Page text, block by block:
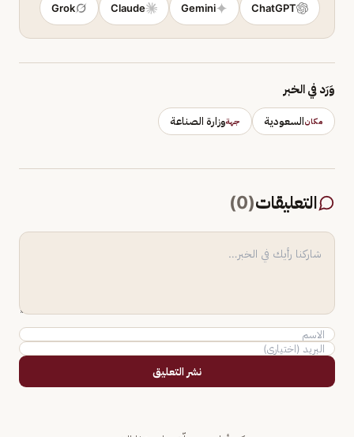
ChatGPT
Gemini
Claude
Grok
وَرَد في الخبر
مكانالسعودية جهةوزارة الصناعة
التعليقات(
0
)
نشر التعليق